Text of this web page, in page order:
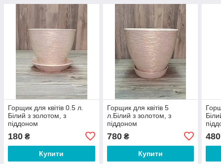
Горщик для квітів 0.5 л.
Білий з золотом, з
піддоном
180 ₴
Купити
Горщик для квітів 5
л.Білий з золотом, з
піддоном
780₴
Купити
480